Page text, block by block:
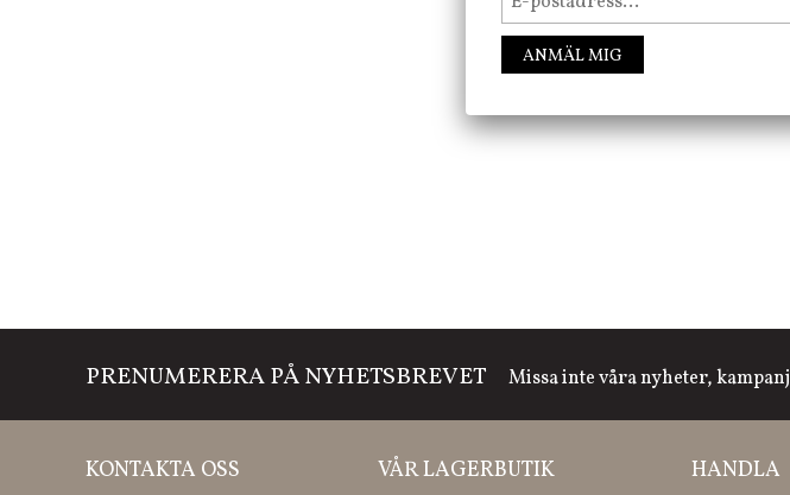
PRENUMERERA PÅ NYHETSBREVET Missa inte våra nyheter,
KONTAKTA OSS VÅR LAGERBUTIK HANDLA
ANMÄL MIG